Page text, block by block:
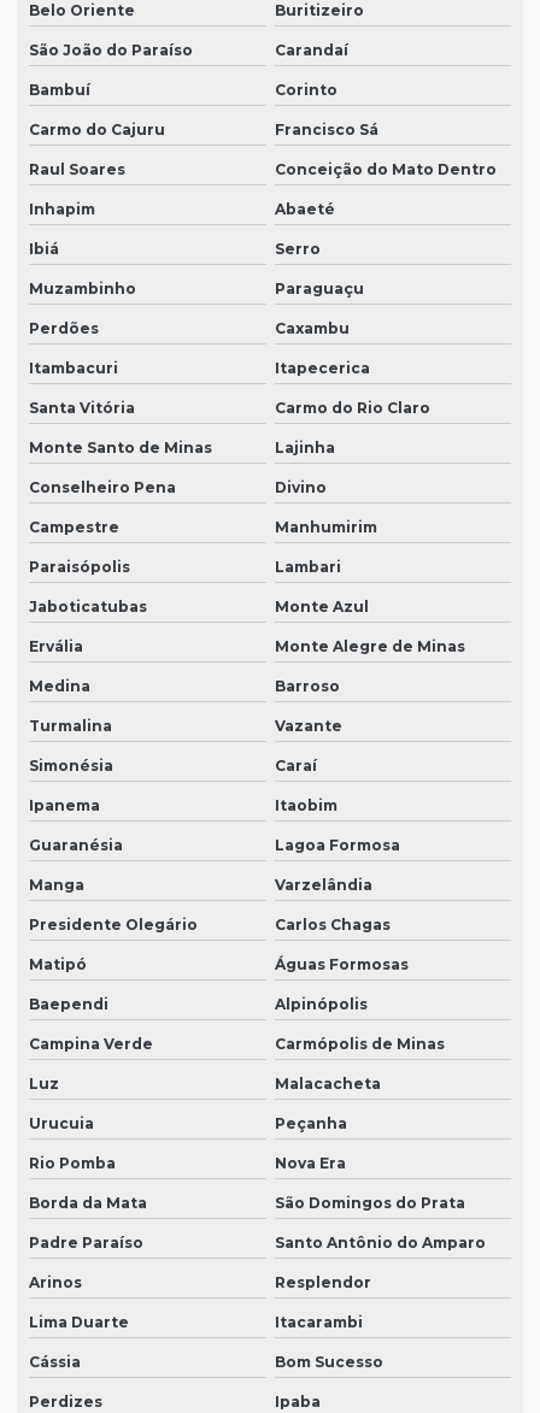
Belo Oriente Buritizeiro
São João do Paraíso Carandaí
Bambuí Corinto
Carmo do Cajuru Francisco Sá
Raul Soares Conceição do Mato Dentro
Inhapim Abaeté
Ibiá Serro
Muzambinho Paraguaçu
Perdões Caxambu
Itambacuri Itapecerica
Santa Vitória Carmo do Rio Claro
Monte Santo de Minas Lajinha
Conselheiro Pena Divino
Campestre Manhumirim
Paraisópolis Lambari
Jaboticatubas Monte Azul
Ervália Monte Alegre de Minas
Medina Barroso
Turmalina Vazante
Simonésia Caraí
Ipanema Itaobim
Guaranésia Lagoa Formosa
Manga Varzelândia
Presidente Olegário Carlos Chagas
Matipó Águas Formosas
Baependi Alpinópolis
Campina Verde Carmópolis de Minas
Luz Malacacheta
Urucuia Peçanha
Rio Pomba Nova Era
Borda da Mata São Domingos do Prata
Padre Paraíso Santo Antônio do Amparo
Arinos Resplendor
Lima Duarte Itacarambi
Cássia Bom Sucesso
Perdizes Ipaba